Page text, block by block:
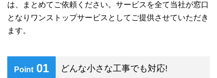
は、まとめてご依頼ください。サービスを全て当社が窓口
となりワンストップサービスとしてご提供させていただき
ます。
Point 01 どんな小さな工事でも対応!